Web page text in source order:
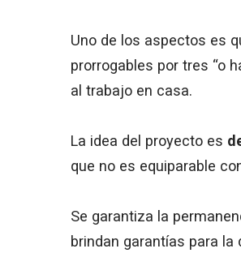
Uno de los aspectos es
prorrogables por tres “o
al trabajo en casa.
La idea del proyecto es
que no es equiparable
Se garantiza la
brindan garantías para